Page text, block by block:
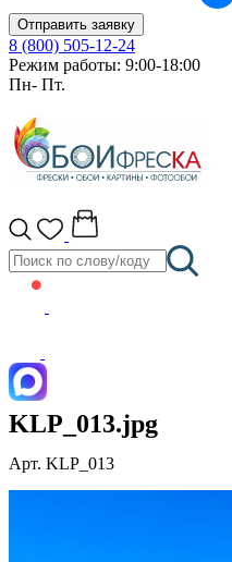
Отправить заявку
8 (800) 505-12-24
Режим работы: 9:00-18:00
Пн- Пт.
KLP_013.jpg
Арт. KLP_013